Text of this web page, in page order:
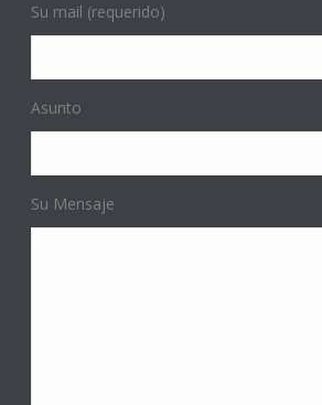
Su mail (requerido)
Asunto
Su Mensaje